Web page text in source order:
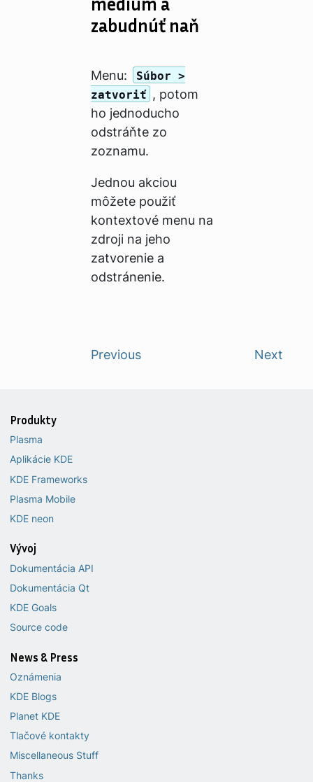
zabudnúť naň
Menu:
Súbor >
zatvoriť , potom
ho jednoducho
odstráňte zo
zoznamu.
Jednou akciou
môžete použiť
kontextové menu na
zdroji na jeho
zatvorenie a
odstránenie.
Previous Next
Produkty
Plasma
Aplikácie KDE
KDE Frameworks
Plasma Mobile
KDE neon
Vývoj
Dokumentácia API
Dokumentácia Qt
KDE Goals
Source code
News & Press
Oznámenia
KDE Blogs
Planet KDE
Tlačové kontakty
Miscellaneous Stuff
Thanks